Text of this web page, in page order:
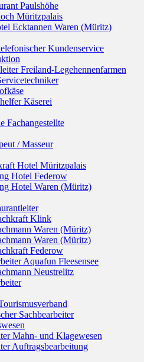
Paulshöhe
Müritzpalais
Ecktannen Waren (Müritz)
Kundenservice
Freiland-Legehennenfarmen
Käserei
Fachangestellte
/ Masseur
Hotel Müritzpalais
Hotel Federow
Hotel Waren (Müritz)
Klink
Waren (Müritz)
Waren (Müritz)
Federow
Aquafun Fleesensee
Neustrelitz
Sachbearbeiter
Mahn- und Klagewesen
Auftragsbearbeitung